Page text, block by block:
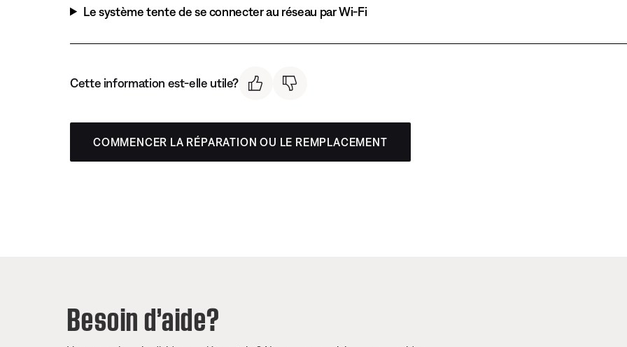
Le système tente de se connecter au réseau par Wi-Fi
Cette information est-elle utile?
COMMENCER LA RÉPARATION OU LE REMPLACEMENT
Besoin d’aide?